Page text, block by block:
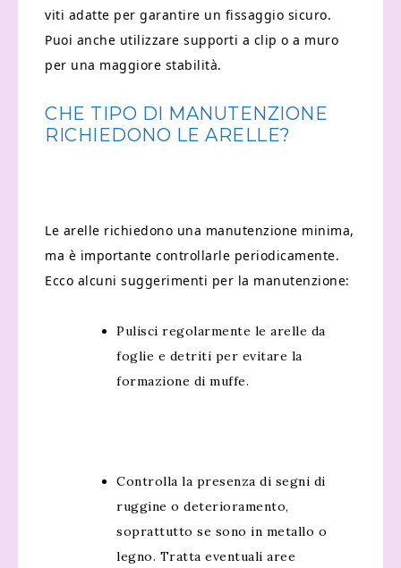
viti adatte per garantire un fissaggio sicuro.
Puoi anche utilizzare supporti a clip o a muro
per una maggiore stabilità.
CHE TIPO DI MANUTENZIONE
RICHIEDONO LE ARELLE?
Le arelle richiedono una manutenzione minima,
ma è importante controllarle periodicamente.
Ecco alcuni suggerimenti per la manutenzione:
Pulisci regolarmente le arelle da
foglie e detriti per evitare la
formazione di muffe.
Controlla la presenza di segni di
ruggine o deterioramento,
soprattutto se sono in metallo o
legno. Tratta eventuali aree